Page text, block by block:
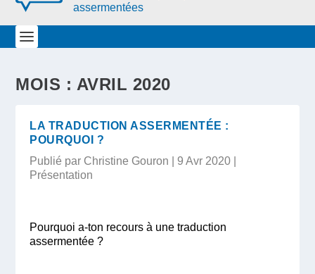
assermentées
MOIS : AVRIL 2020
LA TRADUCTION ASSERMENTÉE :
POURQUOI ?
Publié par Christine Gouron |9 Avr 2020
Présentation
Pourquoi a-ton recours à une traduction
assermentée ?